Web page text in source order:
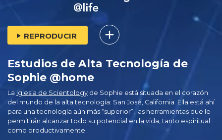
REPRODUCIR
Estudios de Alta Tecnología de
Sophie @home
La Iglesia de Scientology de Sophie está situada en el corazón
del mundo de la alta tecnología: San José, California. Ella está ahí
para una tecnología aún más “superior”, las herramientas que le
permitirán alcanzar todo su potencial en la vida, tanto espiritual
como productivamente.